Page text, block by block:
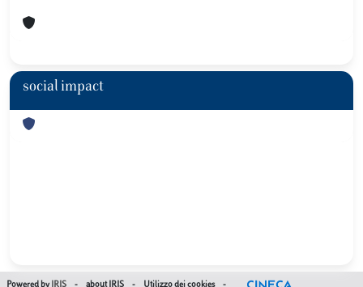
social impact
Powered by IRIS - about IRIS - Utilizzo dei cookies -